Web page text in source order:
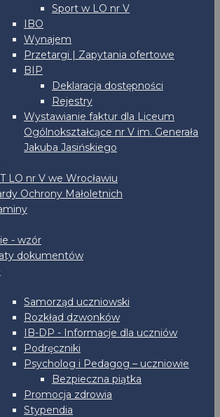
Sport w LO nr V
IBO
Wynajem
Przetargi | Zapytania ofertowe
BIP
Deklaracja dostępności
Rejestry
Wystawianie faktur dla Liceum
Ogólnokształcące nr V im. Generała
Jakuba Jasińskiego
LO nr V we Wrocławiu
Ochrony Małoletnich
- wzór
dokumentów
Samorząd uczniowski
Rozkład dzwonków
IB-DP - Informacje dla uczniów
Podręczniki
Psycholog i Pedagog – uczniowie
Bezpieczna piątka
Promocja zdrowia
Stypendia